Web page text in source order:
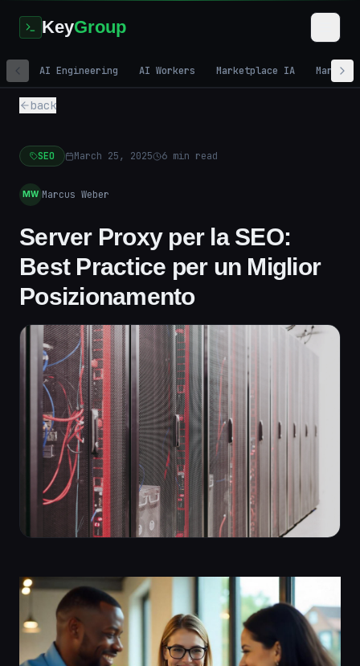
KeyGroup
AI Engineering AI Workers Marketplace IA
back
SEO March 25, 2025 6 min read
MW Marcus Weber
Server Proxy per la SEO:
Best Practice per un Miglior
Posizionamento